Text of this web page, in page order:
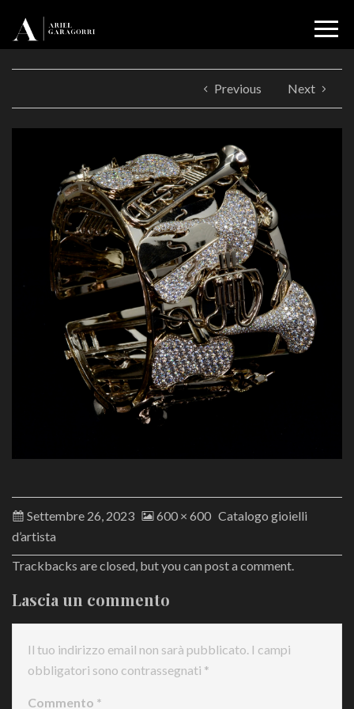
Previous Next
Settembre 26, 2023 600 × 600 Catalogo gioielli
d’artista
Trackbacks are closed, but you can post a comment.
Lascia un commento
Il tuo indirizzo email non sarà pubblicato. I campi
obbligatori sono contrassegnati *
Commento *